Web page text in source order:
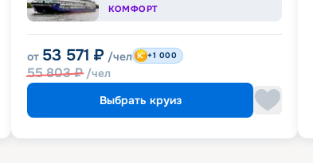
КОМФОРТ
от 53 571 ₽ /чел
55 803₽ /чел
+1 000
Выбрать круиз